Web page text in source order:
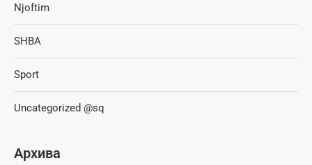
Njoftim
SHBA
Sport
Uncategorized @sq
Архива